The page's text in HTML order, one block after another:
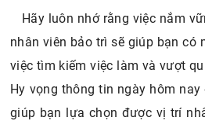
Hãy luôn nhớ rằng việc nắm
nhân viên bảo trì sẽ giúp bạn có
việc tìm kiếm việc làm và vượt
Hy vọng thông tin ngày hôm
giúp bạn lựa chọn được vị trí